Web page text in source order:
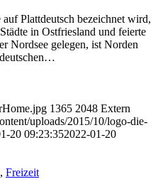
Plattdeutsch bezeichnet wird,
in Ostfriesland und feierte
Nordsee gelegen, ist Norden
1365 2048 Extern
uploads/2015/10/logo-die-
20 09:23:352022-01-20
, Freizeit